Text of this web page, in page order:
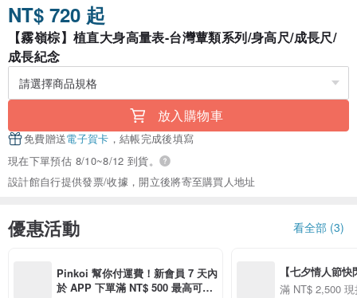
NT$ 720 起
【霧嶺棕】植直大身高量表-台灣蕈類系列/身高尺/成長尺/
成長紀念
放入購物車
免費贈送電子賀卡 ，結帳完成後填寫
現在下單預估 8/10~8/12 到貨。
設計館自行提供發票/收據，開立後將寄至購買人地址
優惠活動 看全部 (3)
Pinkoi 幫你付運費！新會員 7 天內
於 APP 下單滿 NT$ 500 最高可折
【七夕情人節
用 APP 購買任
滿 NT$ 2,500